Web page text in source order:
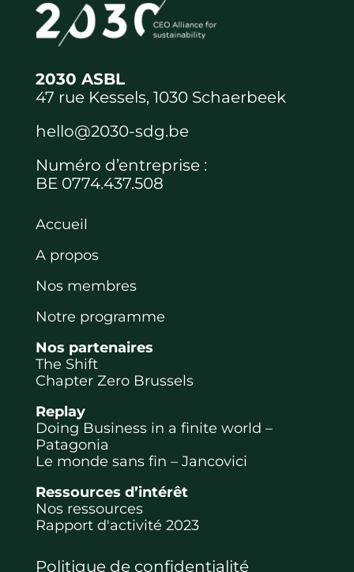
2030 ASBL
47 rue Kessels, 1030 Schaerbeek
hello@2030-sdg.be
Numéro d’entreprise :
BE 0774.437.508
Accueil
A propos
Nos membres
Notre programme
Nos partenaires
The Shift
Chapter Zero Brussels
Replay
Doing Business in a finite world –
Patagonia
Le monde sans fin – Jancovici
Ressources d’intérêt
Nos ressources
Rapport d'activité 2023
Politique de confidentialité